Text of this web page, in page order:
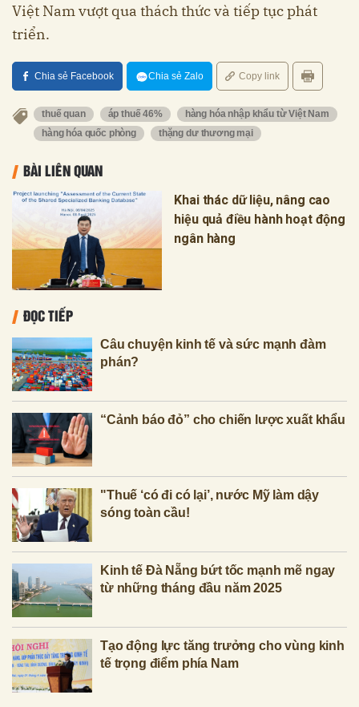
Việt Nam vượt qua thách thức và tiếp tục phát
triển.​
Chia sẻ Facebook Chia sẻ Zalo Copy link
thuế quan áp thuế 46%
hàng hóa nhập khẩu từ Việt Nam
hàng hóa quốc phòng
thặng dư thương mại
BÀI LIÊN QUAN
Khai thác dữ liệu, nâng cao
hiệu quả điều hành hoạt động
ngân hàng
ĐỌC TIẾP
Câu chuyện kinh tế và sức mạnh đàm
phán?
“Cảnh báo đỏ” cho chiến lược xuất khẩu
"Thuế ‘có đi có lại’, nước Mỹ làm dậy
sóng toàn cầu!
Kinh tế Đà Nẵng bứt tốc mạnh mẽ ngay
từ những tháng đầu năm 2025
Tạo động lực tăng trưởng cho vùng kinh
tế trọng điểm phía Nam